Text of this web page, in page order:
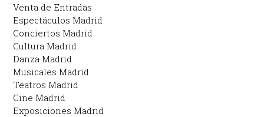
Venta de Entradas
Espectáculos Madrid
Conciertos Madrid
Cultura Madrid
Danza Madrid
Musicales Madrid
Teatros Madrid
Cine Madrid
Exposiciones Madrid